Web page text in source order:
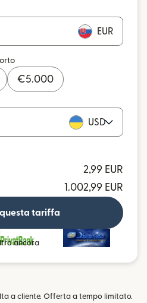
EUR
€5.000
USD
2,99 EUR
1.002,99 EUR
tariffa
ancora
a cliente. Offerta a tempo limitato.